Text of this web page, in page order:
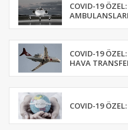
COVID-19
COVID-19
HAVA
COVID-19